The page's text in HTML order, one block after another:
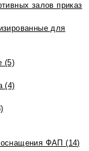
залов приказ
для
(5)
(4)
ФАП (14)